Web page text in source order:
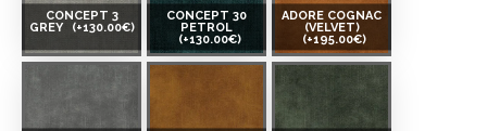
CONCEPT 3
GREY
(+130.00€)
CONCEPT 30
PETROL
(+130.00€)
ADORE COGNAC
(VELVET)
(+195.00€)